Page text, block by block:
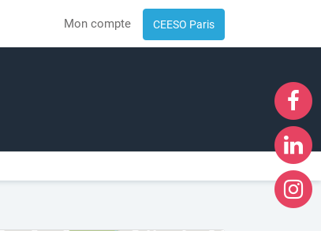
Mon compte CEESO Paris